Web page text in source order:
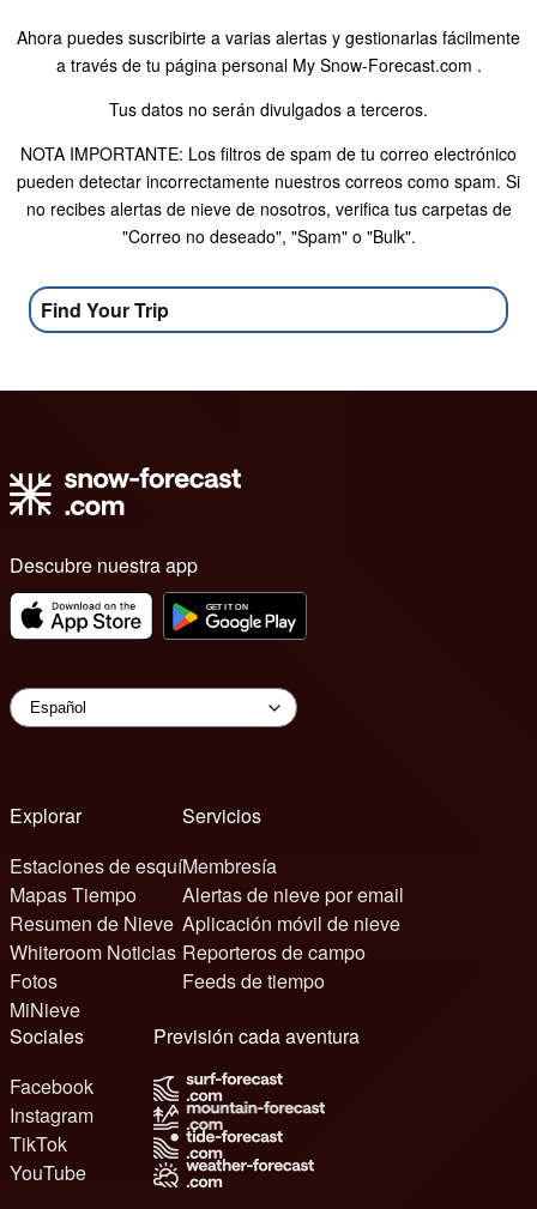
Ahora puedes suscribirte a varias alertas y gestionarlas fácilmente
a través de tu página personal My Snow-Forecast.com .
Tus datos no serán divulgados a terceros.
NOTA IMPORTANTE: Los filtros de spam de tu correo electrónico
pueden detectar incorrectamente nuestros correos como spam. Si
no recibes alertas de nieve de nosotros, verifica tus carpetas de
"Correo no deseado", "Spam" o "Bulk".
Find Your Trip
Descubre nuestra app
Explorar
Estaciones de esquí
Mapas Tiempo
Resumen de Nieve
Whiteroom Noticias
Fotos
MiNieve
Servicios
Membresía
Alertas de nieve por email
Aplicación móvil de nieve
Reporteros de campo
Feeds de tiempo
Sociales
Facebook
Instagram
TikTok
YouTube
Previsión cada aventura